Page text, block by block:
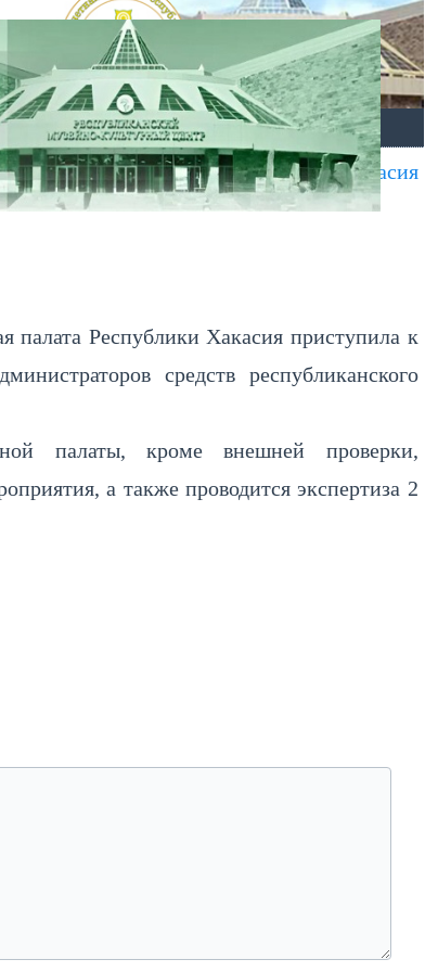
ДАННЫЕ КАРТА МЕНЮ
коллегии КСП Республики Хакасия
палата Республики Хакасия приступила к
средств республиканского
палаты, кроме внешней проверки,
а также проводится экспертиза 2